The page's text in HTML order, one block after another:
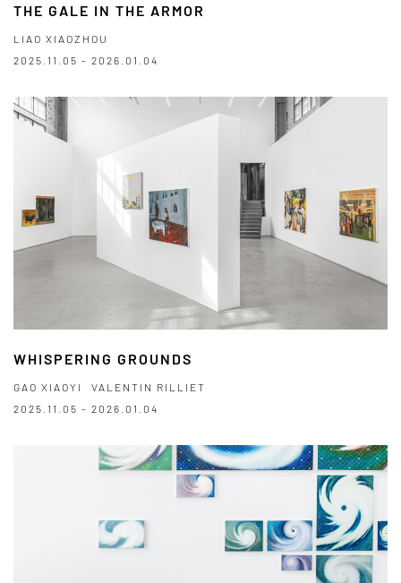
THE GALE IN THE ARMOR
LIAO XIAOZHOU
2025.11.05 - 2026.01.04
WHISPERING GROUNDS
GAO XIAOYI
VALENTIN RILLIET
2025.11.05 - 2026.01.04